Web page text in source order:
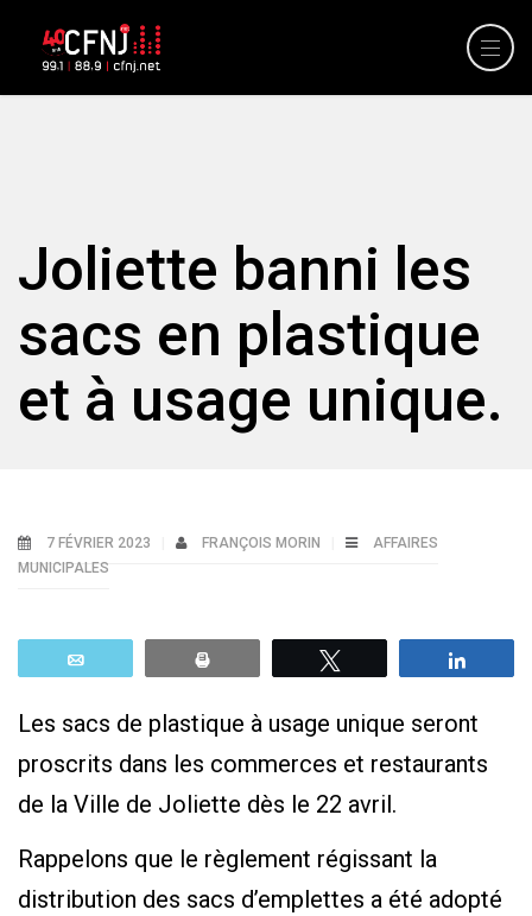
Joliette banni les
sacs en plastique
et à usage unique.
7 FÉVRIER 2023 FRANÇOIS MORIN
AFFAIRES
MUNICIPALES
Les sacs de plastique à usage unique seront
proscrits dans les commerces et restaurants
de la Ville de Joliette dès le 22 avril.
Rappelons que le règlement régissant la
distribution des sacs d’emplettes a été adopté